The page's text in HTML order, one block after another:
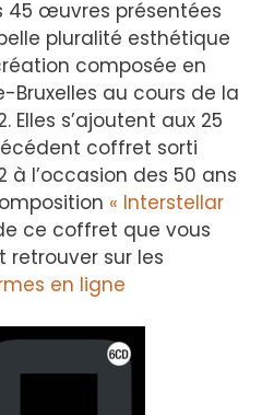
45 œuvres présentées
pluralité esthétique
composée en
Bruxelles au cours de la
Elles s’ajoutent aux 25
coffret sorti
à l’occasion des 50 ans
« Interstellar
ce coffret que vous
sur les
en ligne